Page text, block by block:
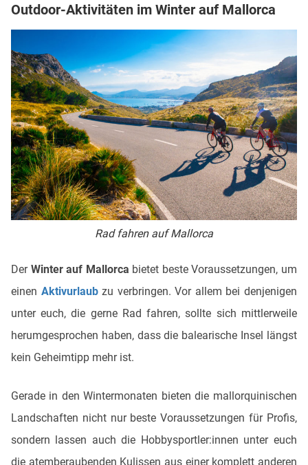
Outdoor-Aktivitäten im Winter auf Mallorca
Rad fahren auf Mallorca
Der Winter auf Mallorca bietet beste Voraussetzungen, um
einen Aktivurlaubzu verbringen. Vor allem bei denjenigen
unter euch, die gerne Rad fahren, sollte sich mittlerweile
herumgesprochen haben, dass die balearische Insel längst
kein Geheimtipp mehr ist.
Gerade in den Wintermonaten bieten die mallorquinischen
Landschaften nicht nur beste Voraussetzungen für Profis,
sondern lassen auch die Hobbysportler:innen unter euch
die atemberaubenden Kulissen aus einer komplett anderen